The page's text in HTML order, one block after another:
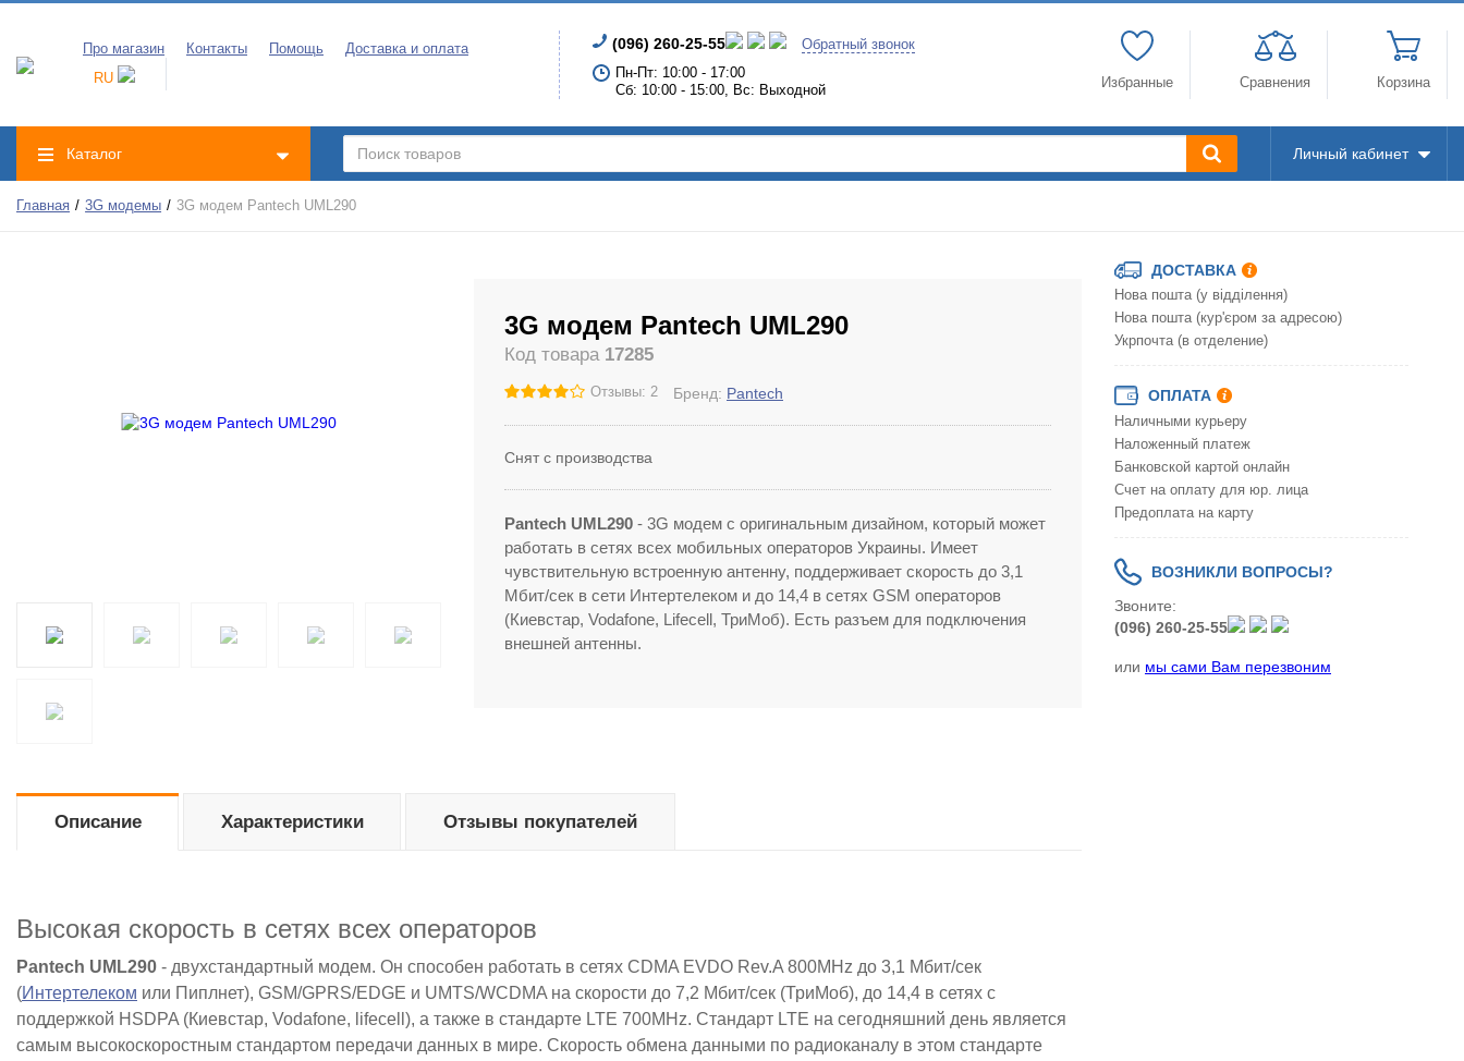
Про магазин Контакты Помощь
Доставка и оплата
RU
(096) 260-25-55
Обратный звонок
Пн-Пт: 10:00 - 17:00
Сб: 10:00 - 15:00, Вс: Выходной
Избранные Сравнения Корзина
Каталог Личный кабинет
Главная 3G модемы 3G модем Pantech UML290
3G модем Pantech UML290
Код товара 17285
Отзывы: 2 Бренд: Pantech
Снят с производства
Pantech UML290 - 3G модем с оригинальным дизайном, который может
работать в сетях всех мобильных операторов Украины. Имеет
чувствительную встроенную антенну, поддерживает скорость до 3,1
Мбит/сек в сети Интертелеком и до 14,4 в сетях GSM операторов
(Киевстар, Vodafone, Lifecell, ТриМоб). Есть разъем для подключения
внешней антенны.
Описание
Высокая скорость в сетях всех операторов
Pantech UML290 - двухстандартный модем. Он способен работать в сетях CDMA EVDO Rev.A 800MHz до 3,1 Мбит/сек
(Интертелеком или Пиплнет), GSM/GPRS/EDGE и UMTS/WCDMA на скорости до 7,2 Мбит/сек (ТриМоб), до 14,4 в сетях с
поддержкой HSDPA (Киевстар, Vodafone, lifecell), а также в стандарте LTE 700MHz. Стандарт LTE на сегодняшний день является
самым высокоскоростным стандартом передачи данных в мире. Скорость обмена данными по радиоканалу в этом стандарте
Характеристики Отзывы покупателей
ДОСТАВКА
Нова пошта (у відділення)
Нова пошта (кур'єром за адресою)
Укрпочта (в отделение)
ОПЛАТА
Наличными курьеру
Наложенный платеж
Банковской картой онлайн
Счет на оплату для юр. лица
Предоплата на карту
ВОЗНИКЛИ ВОПРОСЫ?
Звоните:
(096) 260-25-55
или мы сами Вам перезвоним